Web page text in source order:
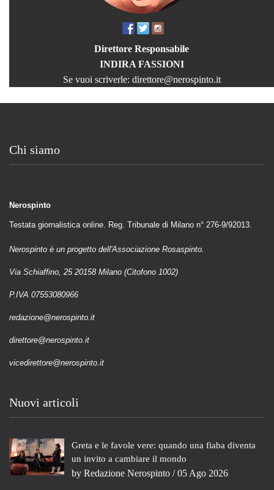
Direttore Responsabile
INDIRA FASSIONI
Se vuoi scriverle: direttore@nerospinto.it
Chi siamo
Nerospinto
Testata giornalistica online. Reg. Tribunale di Milano n° 276-9/92013.
Nerospinto è un progetto dell'Associazione Rosaspinto.
Via Schiaffino, 25 20158 Milano (Citofono 1002)
P.IVA 07553080966
redazione@nerospinto.it
direttore@nerospinto.it
vicedirettore@nerospinto.it
Nuovi articoli
Greta e le favole vere: quando una fiaba diventa
un invito a cambiare il mondo
by Redazione Nerospinto / 05 Ago 2026